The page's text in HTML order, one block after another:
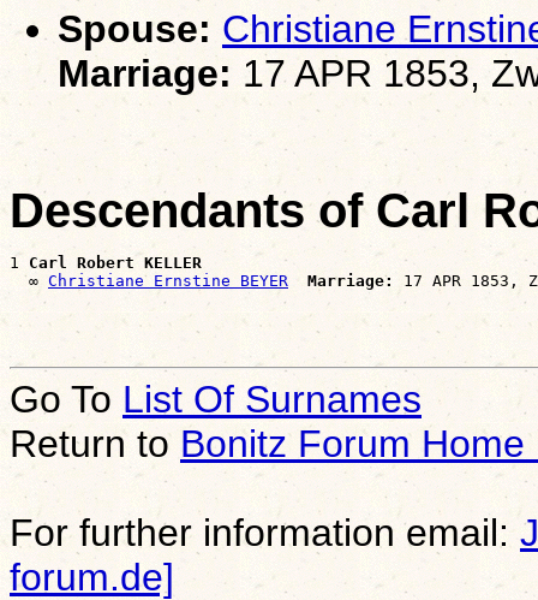
Spouse: Christiane
Marriage: 17 APR 1853,
Descendants of Carl
1 Carl Robert KELLER
  ∞
Christiane Ernstine BEYER Marriage:
Go To List Of Surnames
Return to Bonitz Forum Home
For further information email:
forum.de]